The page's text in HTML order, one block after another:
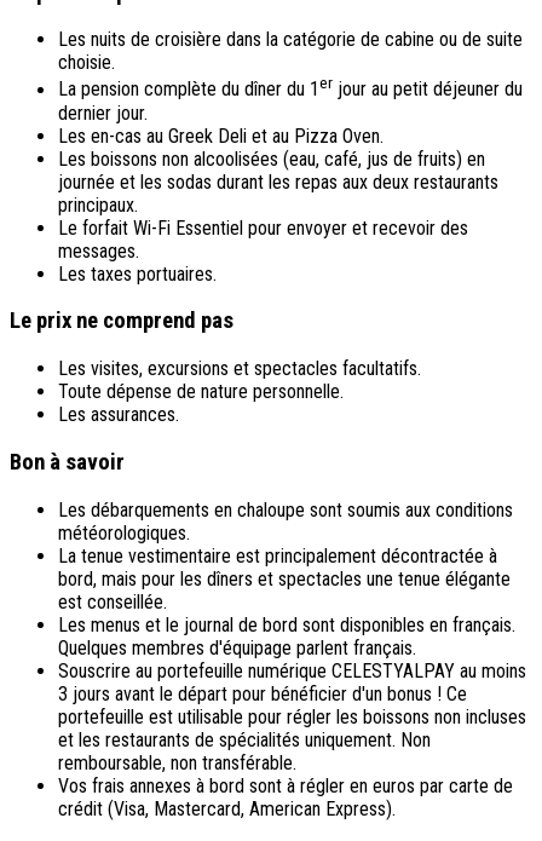
Les nuits de croisière dans la catégorie de cabine ou de suite
choisie.
La pension complète du dîner du 1 er jour au petit déjeuner du
dernier jour.
Les en-cas au Greek Deli et au Pizza Oven.
Les boissons non alcoolisées (eau, café, jus de fruits) en
journée et les sodas durant les repas aux deux restaurants
principaux.
Le forfait Wi-Fi Essentiel pour envoyer et recevoir des
messages.
Les taxes portuaires.
Le prix ne comprend pas
Les visites, excursions et spectacles facultatifs.
Toute dépense de nature personnelle.
Les assurances.
Bon à savoir
Les débarquements en chaloupe sont soumis aux conditions
météorologiques.
La tenue vestimentaire est principalement décontractée à
bord, mais pour les dîners et spectacles une tenue élégante
est conseillée.
Les menus et le journal de bord sont disponibles en français.
Quelques membres d'équipage parlent français.
Souscrire au portefeuille numérique CELESTYALPAY au moins
3 jours avant le départ pour bénéficier d'un bonus ! Ce
portefeuille est utilisable pour régler les boissons non incluses
et les restaurants de spécialités uniquement. Non
remboursable, non transférable.
Vos frais annexes à bord sont à régler en euros par carte de
crédit (Visa, Mastercard, American Express).